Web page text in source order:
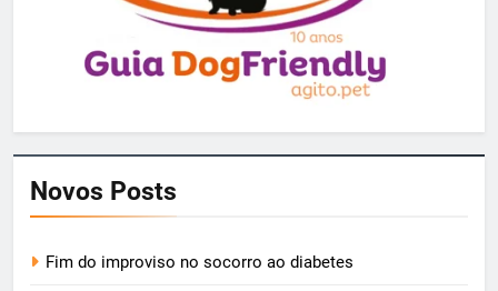
Novos Posts
Fim do improviso no socorro ao diabetes